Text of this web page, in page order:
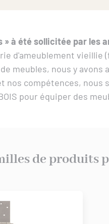
» à été sollicitée par
d'ameublement
meubles, nous y avons
nos compétences,
pour équiper des
de produits